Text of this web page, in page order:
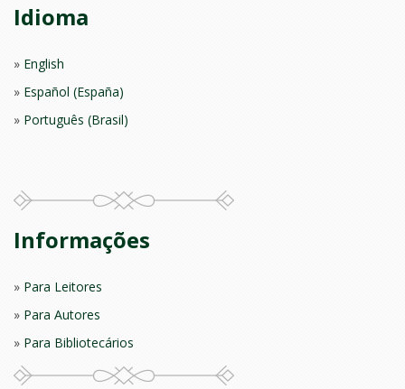
Idioma
English
Español (España)
Português (Brasil)
Informações
Para Leitores
Para Autores
Para Bibliotecários